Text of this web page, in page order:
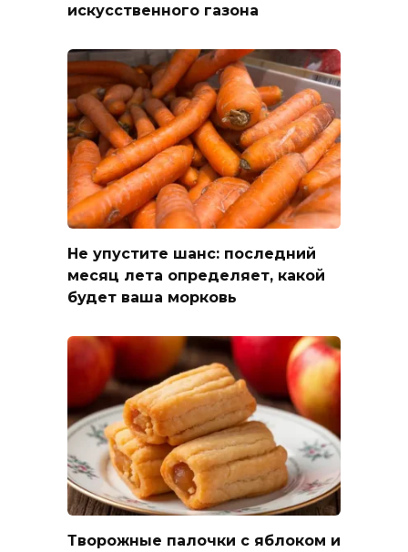
искусственного газона
Не упустите шанс: последний
месяц лета определяет, какой
будет ваша морковь
Творожные палочки с яблоком и